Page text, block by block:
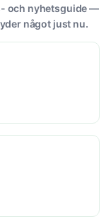
och nyhetsguide —
något just nu.